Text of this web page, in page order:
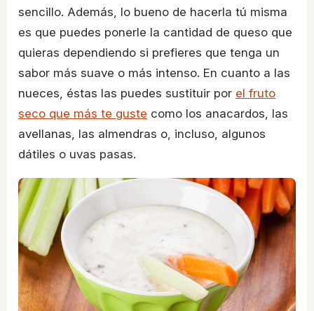
sencillo. Además, lo bueno de hacerla tú misma
es que puedes ponerle la cantidad de queso que
quieras dependiendo si prefieres que tenga un
sabor más suave o más intenso. En cuanto a las
nueces, éstas las puedes sustituir por el fruto
seco que más te guste como los anacardos, las
avellanas, las almendras o, incluso, algunos
dátiles o uvas pasas.